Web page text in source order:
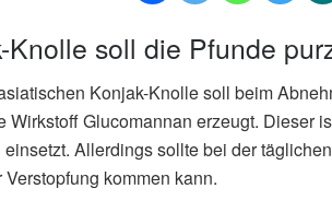
Knolle soll die Pfunde
Konjak-Knolle soll beim
Wirkstoff Glucomannan erzeugt. Dieser
Allerdings sollte bei der
kommen kann.